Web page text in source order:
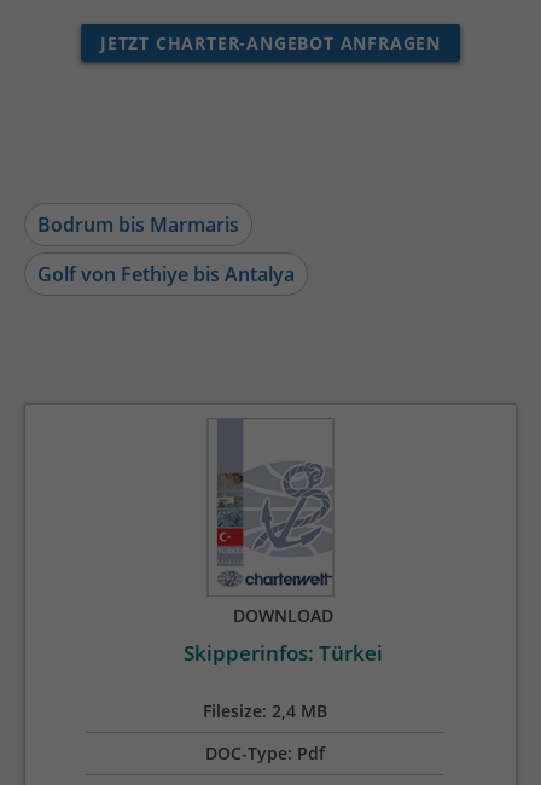
JETZT CHARTER-ANGEBOT ANFRAGEN
Bodrum bis Marmaris
Golf von Fethiye bis Antalya
DOWNLOAD
Skipperinfos: Türkei
Filesize: 2,4 MB
DOC-Type: Pdf